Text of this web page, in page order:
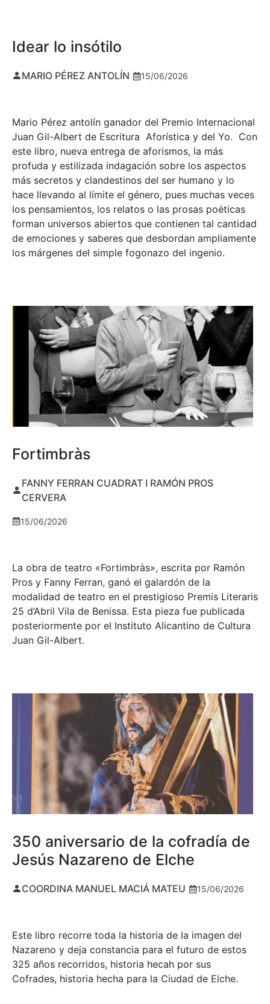
Idear lo insótilo
MARIO PÉREZ ANTOLÍN 15/06/2026
Mario Pérez antolín ganador del Premio Internacional
Juan Gil-Albert de Escritura Aforística y del Yo. Con
este libro, nueva entrega de aforismos, la más
profuda y estilizada indagación sobre los aspectos
más secretos y clandestinos del ser humano y lo
hace llevando al límite el género, pues muchas veces
los pensamientos, los relatos o las prosas poéticas
forman universos abiertos que contienen tal cantidad
de emociones y saberes que desbordan ampliamente
los márgenes del simple fogonazo del ingenio.
Fortimbràs
FANNY FERRAN CUADRAT I RAMÓN PROS
CERVERA
15/06/2026
La obra de teatro «Fortimbràs», escrita por Ramón
Pros y Fanny Ferran, ganó el galardón de la
modalidad de teatro en el prestigioso Premis Literaris
25 d’Abril Vila de Benissa. Esta pieza fue publicada
posteriormente por el Instituto Alicantino de Cultura
Juan Gil-Albert.
350 aniversario de la cofradía de
Jesús Nazareno de Elche
COORDINA MANUEL MACIÁ MATEU 15/06/2026
Este libro recorre toda la historia de la imagen del
Nazareno y deja constancia para el futuro de estos
325 años recorridos, historia hecah por sus
Cofrades, historia hecha para la Ciudad de Elche.